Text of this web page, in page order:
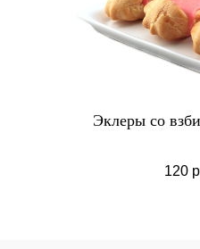
Эклеры со
120